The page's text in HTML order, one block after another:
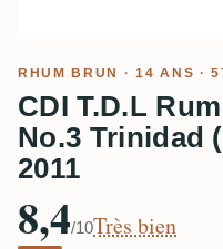
RHUM BRUN · 14 ANS ·
CDI T.D.L
No.3 Trinidad
2011
8,4/10Très bien